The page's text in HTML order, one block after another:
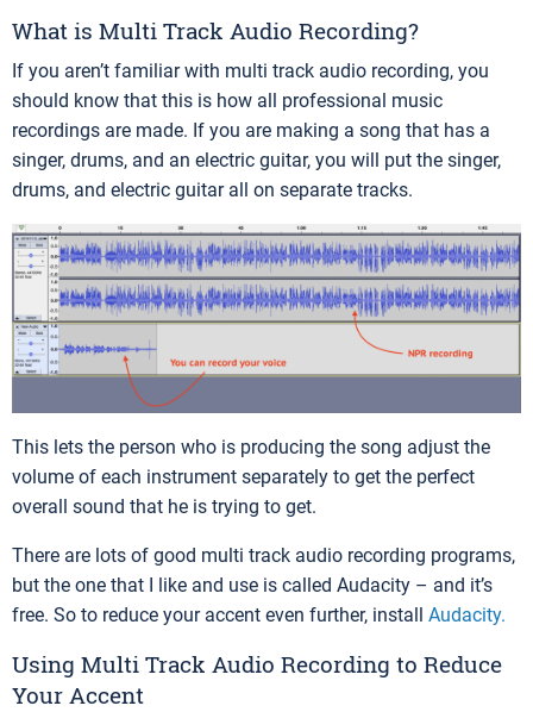
What is Multi Track Audio Recording?
If you aren’t familiar with multi track audio recording, you
should know that this is how all professional music
recordings are made. If you are making a song that has a
singer, drums, and an electric guitar, you will put the singer,
drums, and electric guitar all on separate tracks.
This lets the person who is producing the song adjust the
volume of each instrument separately to get the perfect
overall sound that he is trying to get.
There are lots of good multi track audio recording programs,
but the one that I like and use is called Audacity – and it’s
free. So to reduce your accent even further, install Audacity.
Using Multi Track Audio Recording to Reduce
Your Accent